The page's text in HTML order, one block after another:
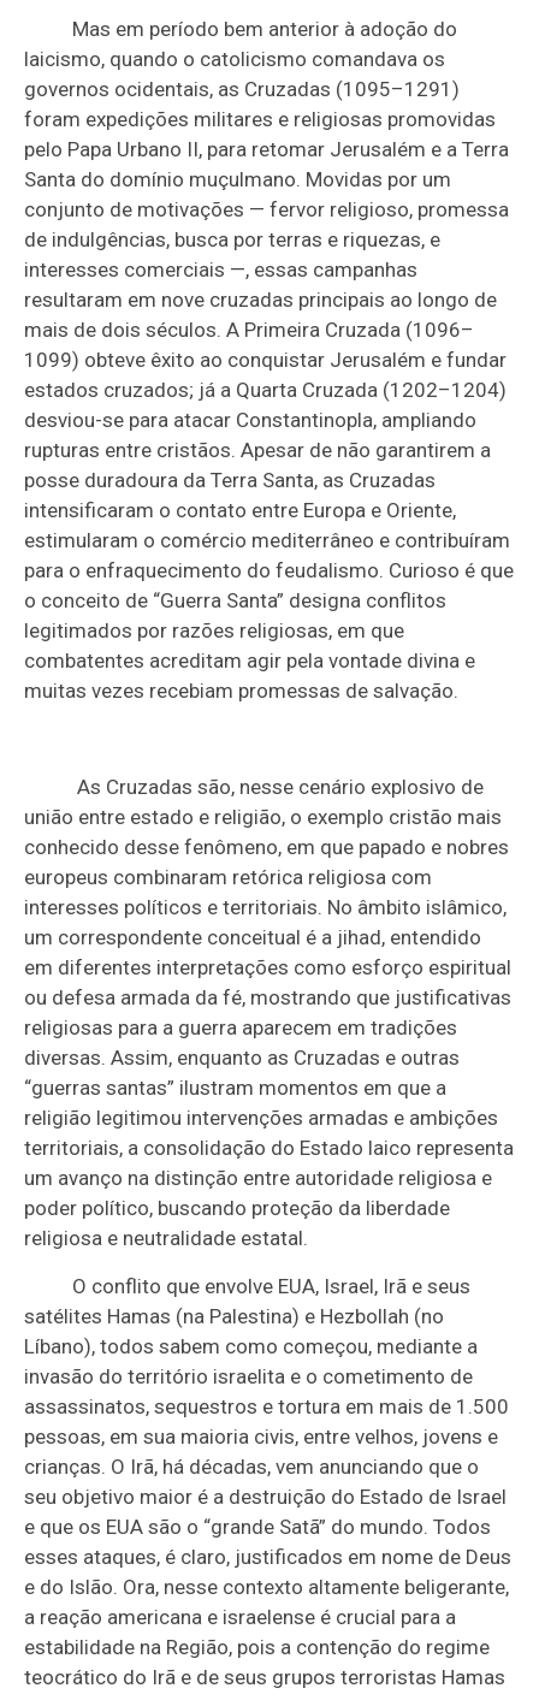
Mas em período bem anterior à adoção do
laicismo, quando o catolicismo comandava os
governos ocidentais, as Cruzadas (1095–1291)
foram expedições militares e religiosas promovidas
pelo Papa Urbano II, para retomar Jerusalém e a Terra
Santa do domínio muçulmano. Movidas por um
conjunto de motivações — fervor religioso, promessa
de indulgências, busca por terras e riquezas, e
interesses comerciais —, essas campanhas
resultaram em nove cruzadas principais ao longo de
mais de dois séculos. A Primeira Cruzada (1096–
1099) obteve êxito ao conquistar Jerusalém e fundar
estados cruzados; já a Quarta Cruzada (1202–1204)
desviou-se para atacar Constantinopla, ampliando
rupturas entre cristãos. Apesar de não garantirem a
posse duradoura da Terra Santa, as Cruzadas
intensificaram o contato entre Europa e Oriente,
estimularam o comércio mediterrâneo e contribuíram
para o enfraquecimento do feudalismo. Curioso é que
o conceito de “Guerra Santa” designa conflitos
legitimados por razões religiosas, em que
combatentes acreditam agir pela vontade divina e
muitas vezes recebiam promessas de salvação.
As Cruzadas são, nesse cenário explosivo de
união entre estado e religião, o exemplo cristão mais
conhecido desse fenômeno, em que papado e nobres
europeus combinaram retórica religiosa com
interesses políticos e territoriais. No âmbito islâmico,
um correspondente conceitual é a jihad, entendido
em diferentes interpretações como esforço espiritual
ou defesa armada da fé, mostrando que justificativas
religiosas para a guerra aparecem em tradições
diversas. Assim, enquanto as Cruzadas e outras
“guerras santas” ilustram momentos em que a
religião legitimou intervenções armadas e ambições
territoriais, a consolidação do Estado laico representa
um avanço na distinção entre autoridade religiosa e
poder político, buscando proteção da liberdade
religiosa e neutralidade estatal.
O conflito que envolve EUA, Israel, Irã e seus
satélites Hamas (na Palestina) e Hezbollah (no
Líbano), todos sabem como começou, mediante a
invasão do território israelita e o cometimento de
assassinatos, sequestros e tortura em mais de 1.500
pessoas, em sua maioria civis, entre velhos, jovens e
crianças. O Irã, há décadas, vem anunciando que o
seu objetivo maior é a destruição do Estado de Israel
e que os EUA são o “grande Satã” do mundo. Todos
esses ataques, é claro, justificados em nome de Deus
e do Islão. Ora, nesse contexto altamente beligerante,
a reação americana e israelense é crucial para a
estabilidade na Região, pois a contenção do regime
teocrático do Irã e de seus grupos terroristas Hamas